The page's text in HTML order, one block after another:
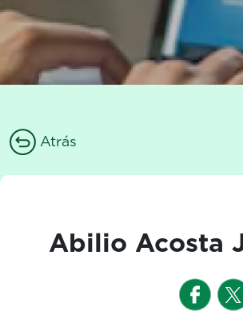
Atrás
Abilio Acosta